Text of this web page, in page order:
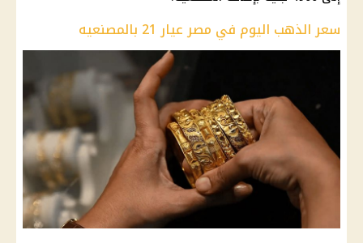
سعر الذهب اليوم في مصر عيار 21 بالمصنعيه